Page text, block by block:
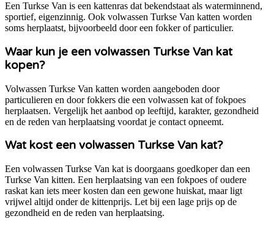
Een Turkse Van is een kattenras dat bekendstaat als waterminnend,
sportief, eigenzinnig. Ook volwassen Turkse Van katten worden
soms herplaatst, bijvoorbeeld door een fokker of particulier.
Waar kun je een volwassen Turkse Van kat
kopen?
Volwassen Turkse Van katten worden aangeboden door
particulieren en door fokkers die een volwassen kat of fokpoes
herplaatsen. Vergelijk het aanbod op leeftijd, karakter, gezondheid
en de reden van herplaatsing voordat je contact opneemt.
Wat kost een volwassen Turkse Van kat?
Een volwassen Turkse Van kat is doorgaans goedkoper dan een
Turkse Van kitten. Een herplaatsing van een fokpoes of oudere
raskat kan iets meer kosten dan een gewone huiskat, maar ligt
vrijwel altijd onder de kittenprijs. Let bij een lage prijs op de
gezondheid en de reden van herplaatsing.